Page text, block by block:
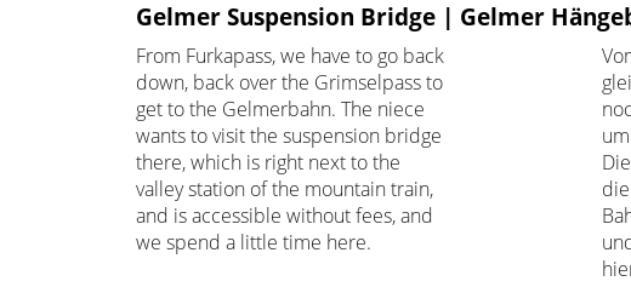
Gelmer Suspension Bridge | Gelmer
From Furkapass, we have to go back
down, back over the Grimselpass to
get to the Gelmerbahn. The niece
wants to visit the suspension bridge
there, which is right next to the
valley station of the mountain train,
and is accessible without fees, and
we spend a little time here.